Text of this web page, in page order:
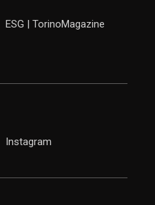
ESG | TorinoMagazine
Instagram